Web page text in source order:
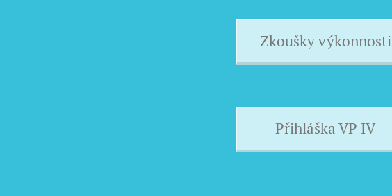
Zkoušky výkonnosti
Přihláška VP IV